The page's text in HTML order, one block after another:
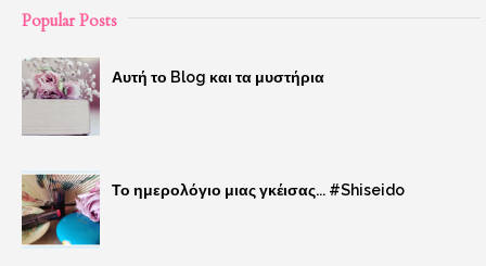
Popular Posts
Αυτή το Blog και τα μυστήρια
Το ημερολόγιο μιας γκέισας... #Shiseido